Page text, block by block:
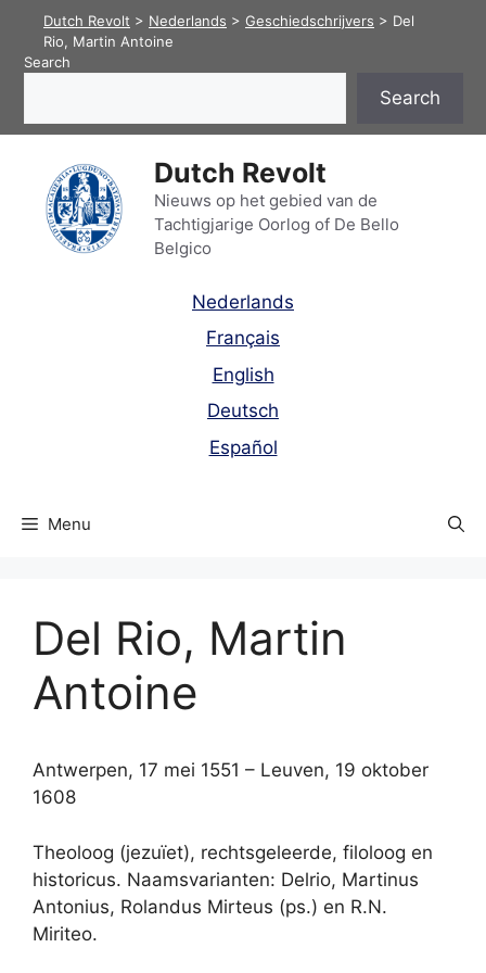
content
Dutch Revolt > Nederlands > Geschiedschrijvers > Del
Rio, Martin Antoine
Search
Search
Dutch Revolt
Nieuws op het gebied van de
Tachtigjarige Oorlog of De Bello
Belgico
Nederlands
Français
English
Deutsch
Español
Menu
Del Rio, Martin
Antoine
Antwerpen, 17 mei 1551 – Leuven, 19 oktober
1608
Theoloog (jezuïet), rechtsgeleerde, filoloog en
historicus. Naamsvarianten: Delrio, Martinus
Antonius, Rolandus Mirteus (ps.) en R.N.
Miriteo.